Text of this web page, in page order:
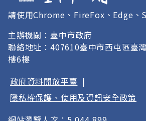
請使用Chrome、FireFox、Edge、
主辦機關：臺中市政府
聯絡地址：407610臺中市西屯區臺
樓6樓
政府資料開放平臺 |
隱私權保護、使用及資訊安全政策